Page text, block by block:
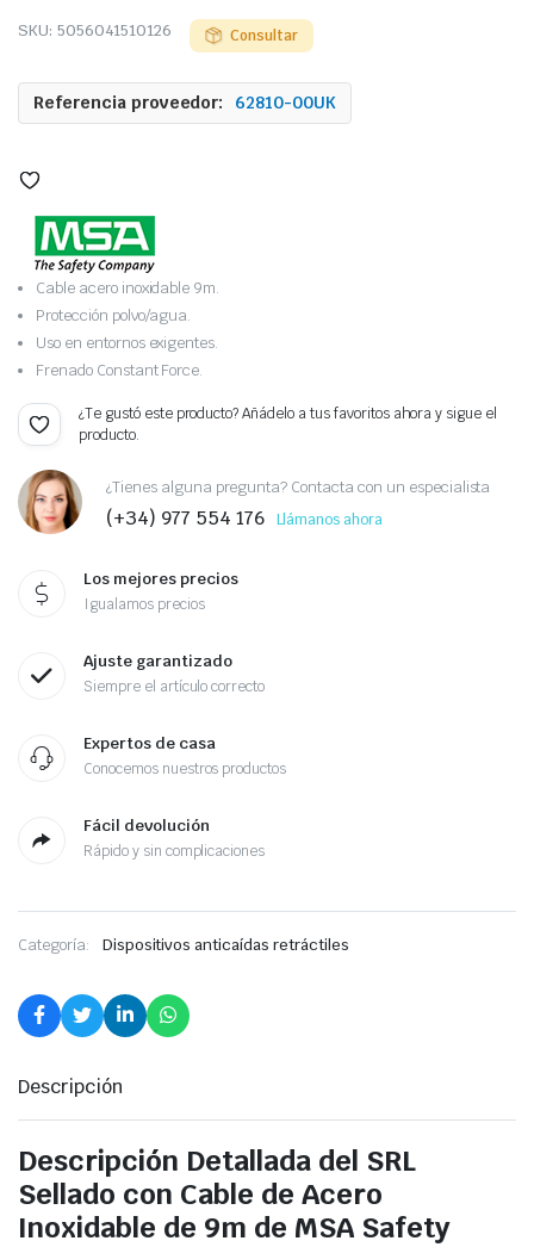
SKU: 5056041510126 Consultar
Referencia proveedor: 62810-00UK
Cable acero inoxidable 9m.
Protección polvo/agua.
Uso en entornos exigentes.
Frenado Constant Force.
¿Te gustó este producto? Añádelo a tus favoritos ahora y sigue el
producto.
¿Tienes alguna pregunta? Contacta con un especialista
(+34) 977 554 176 Llámanos ahora
Los mejores precios
Igualamos precios
Ajuste garantizado
Siempre el artículo correcto
Expertos de casa
Conocemos nuestros productos
Fácil devolución
Rápido y sin complicaciones
Categoría: Dispositivos anticaídas retráctiles
Descripción
Descripción Detallada del SRL
Sellado con Cable de Acero
Inoxidable de 9m de MSA Safety